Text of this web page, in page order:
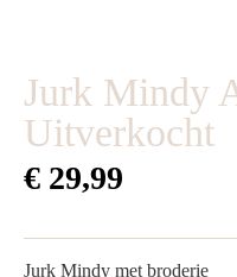
Jurk Mindy
Uitverkocht
€ 29,99
Jurk Mindy met broderie